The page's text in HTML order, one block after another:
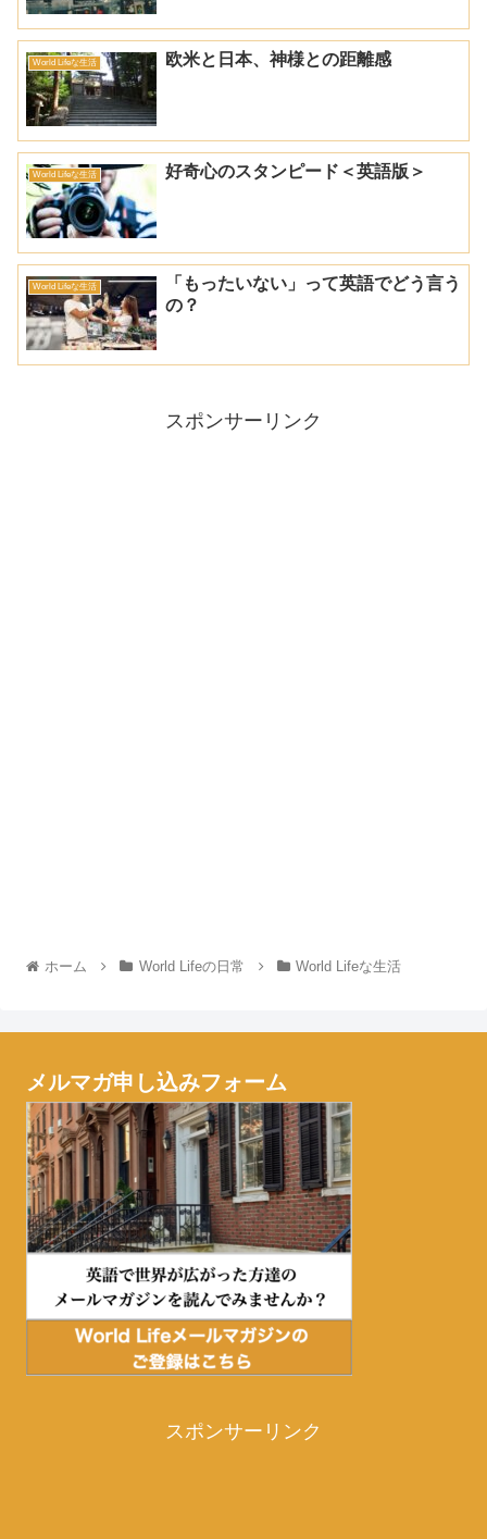
World Lifeな生活 欧米と日本、神様との距離感
World Lifeな生活 好奇心のスタンピード＜英語版＞
World Lifeな生活
「もったいない」って英語でどう言う
の？
スポンサーリンク
ホーム World Lifeの日常 World Lifeな生活
メルマガ申し込みフォーム
スポンサーリンク